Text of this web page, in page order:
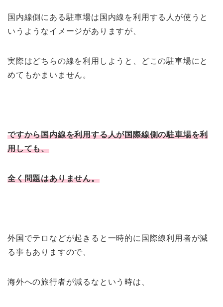
国内線側にある駐車場は国内線を利用する人が使うと
いうようなイメージがありますが、
実際はどちらの線を利用しようと、どこの駐車場にと
めてもかまいません。
ですから国内線を利用する人が国際線側の駐車場を利
用しても、
全く問題はありません。
外国でテロなどが起きると一時的に国際線利用者が減
る事もありますので、
海外への旅行者が減るなという時は、